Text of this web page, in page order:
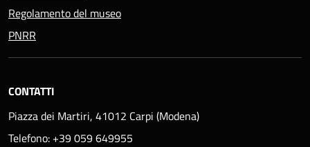
Regolamento del museo
PNRR
CONTATTI
Piazza dei Martiri, 41012 Carpi (Modena)
Telefono: +39 059 649955